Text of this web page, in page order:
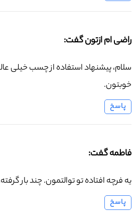
راضی ام ازتون گفت:
سلام، پیشنهاد استفاده از چسب خیلی
خوبتون.
پاسخ
فاطمه گفت:
یه فرچه افتاده تو توالتمون. چند بار
پاسخ